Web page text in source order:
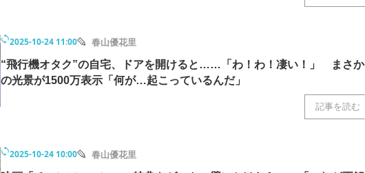
2025-10-24 11:00 春山優花里
“飛行機オタク”の自宅、ドアを開けると……「わ！わ！凄い！」 まさか
の光景が1500万表示「何が…起こっているんだ」
記事を読む
2025-10-24 10:00 春山優花里